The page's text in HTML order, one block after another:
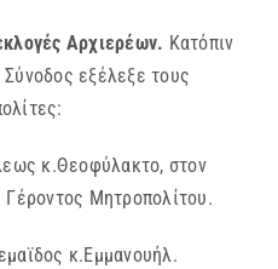
Αρχιερέων. Κατόπιν
εξέλεξε τους
κ.Θεοφύλακτο, στον
Γέροντος Μητροπολίτου.
κ.Εμμανουήλ.